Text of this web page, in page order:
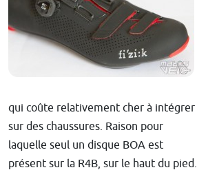
qui coûte relativement cher à intégrer
sur des chaussures. Raison pour
laquelle seul un disque BOA est
présent sur la R4B, sur le haut du pied.